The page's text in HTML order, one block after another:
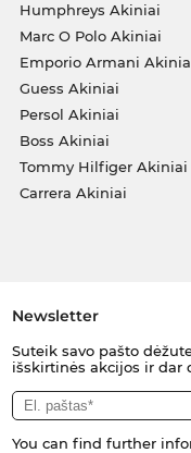
Humphreys Akiniai
Marc O Polo Akiniai
Emporio Armani
Guess Akiniai
Persol Akiniai
Boss Akiniai
Tommy Hilfiger Akiniai
Carrera Akiniai
Newsletter
Suteik savo pašto
išskirtinės akcijos ir dar
You can find further